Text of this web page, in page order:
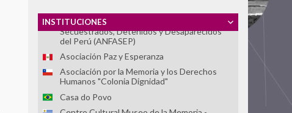
INSTITUCIONES
Asociación Nacional de Familiares de
Secuestrados, Detenidos y Desaparecidos
del Perú (ANFASEP)
Asociación Paz y Esperanza
Asociación por la Memoria y los Derechos
Humanos "Colonia Dignidad"
Casa do Povo